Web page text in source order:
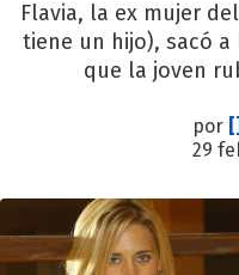
Flavia, la ex mujer
tiene un hijo), sacó
que la joven
por []
29